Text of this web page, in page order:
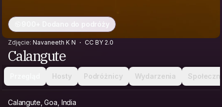
900+ Dodano do podróży
Zdjęcie: Navaneeth K N CC BY 2.0
Calangute
Hosty Podróżnicy Wydarzenia
Calangute, Goa, India